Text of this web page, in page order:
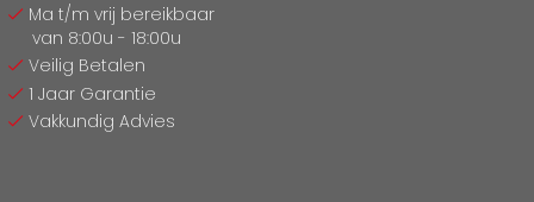
Ma t/m vrij bereikbaar
van 8:00u - 18:00u
Veilig Betalen
1 Jaar Garantie
Vakkundig Advies